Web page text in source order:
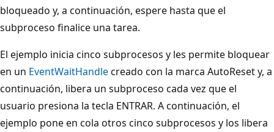
bloqueado y, a continuación, espere hasta que el
subproceso finalice una tarea.
El ejemplo inicia cinco subprocesos y les permite bloquear
en un EventWaitHandlecreado con la marca AutoReset y, a
continuación, libera un subproceso cada vez que el
usuario presiona la tecla ENTRAR. A continuación, el
ejemplo pone en cola otros cinco subprocesos y los libera